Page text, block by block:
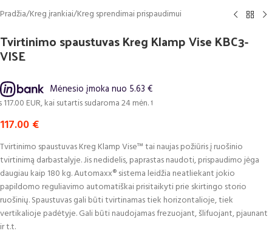
Pradžia/Kreg įrankiai/Kreg sprendimai prispaudimui
Tvirtinimo spaustuvas Kreg Klamp Vise KBC3-
VISE
Mėnesio įmoka nuo 5.63 €
EUR, kai sutartis sudaroma 24 mėn. terminui, metinė palūkanų norma –
117.00 €
Tvirtinimo spaustuvas Kreg Klamp Vise™ tai naujas požiūris į ruošinio
tvirtinimą darbastalyje. Jis nedidelis, paprastas naudoti, prispaudimo jėga
daugiau kaip 180 kg. Automaxx® sistema leidžia neatliekant jokio
papildomo reguliavimo automatiškai prisitaikyti prie skirtingo storio
ruošinių. Spaustuvas gali būti tvirtinamas tiek horizontalioje, tiek
vertikalioje padėtyje. Gali būti naudojamas frezuojant, šlifuojant, pjaunant
ir t.t.